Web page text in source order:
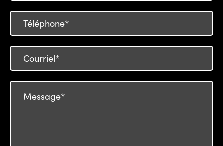
Téléphone*
Courriel*
Message